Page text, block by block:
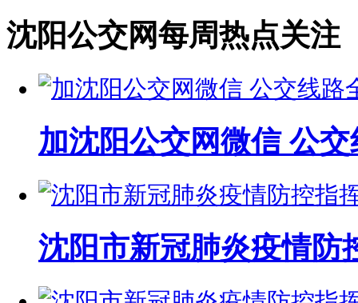
沈阳公交网每周热点关注
加沈阳公交网微信 公
沈阳市新冠肺炎疫情防